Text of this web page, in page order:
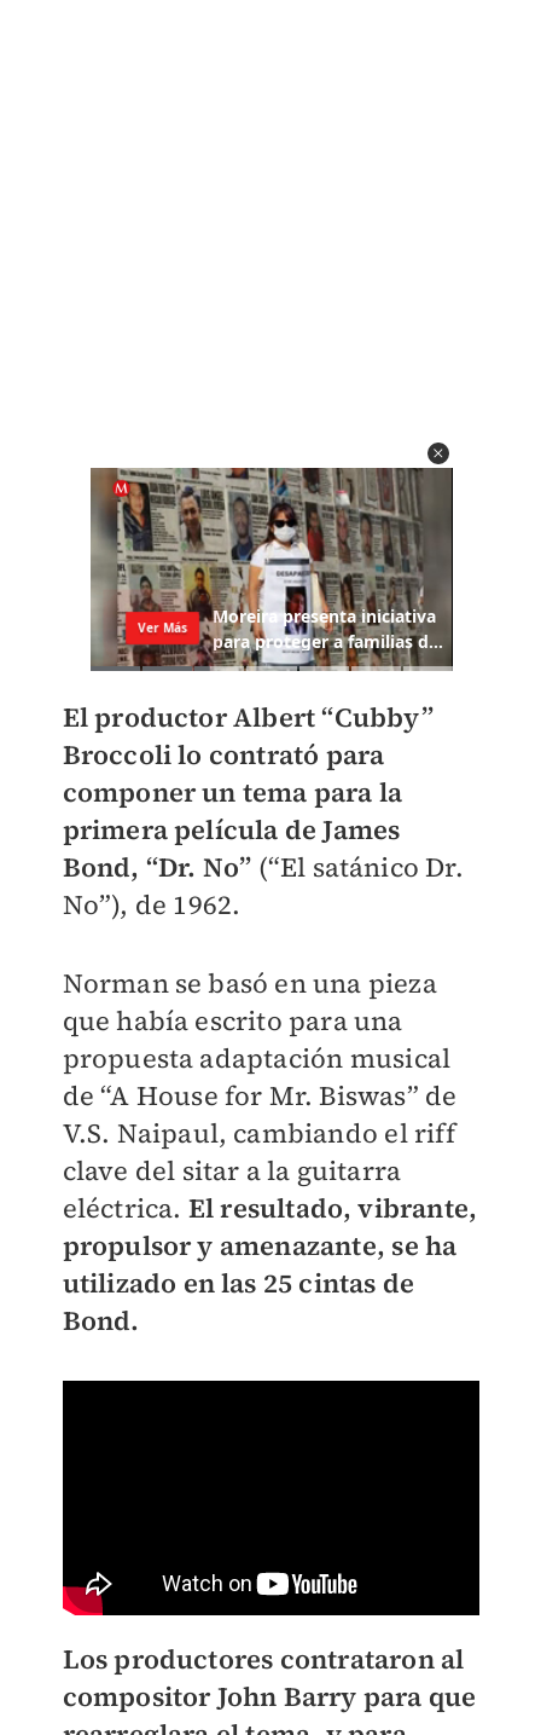
El productor Albert “Cubby”
Broccoli lo contrató para
componer un tema para la
primera película de James
Bond, “Dr. No” (“El satánico Dr.
No”), de 1962.
Norman se basó en una pieza
que había escrito para una
propuesta adaptación musical
de “A House for Mr. Biswas” de
V.S. Naipaul, cambiando el riff
clave del sitar a la guitarra
eléctrica. El resultado, vibrante,
propulsor y amenazante, se ha
utilizado en las 25 cintas de
Bond.
Los productores contrataron al
compositor John Barry para que